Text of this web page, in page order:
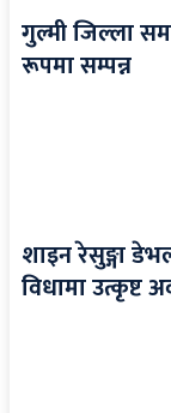
गुल्मी जिल्ला
रूपमा सम्पन्न
शाइन रेसुङ्गा
विधामा उत्कृष्ट